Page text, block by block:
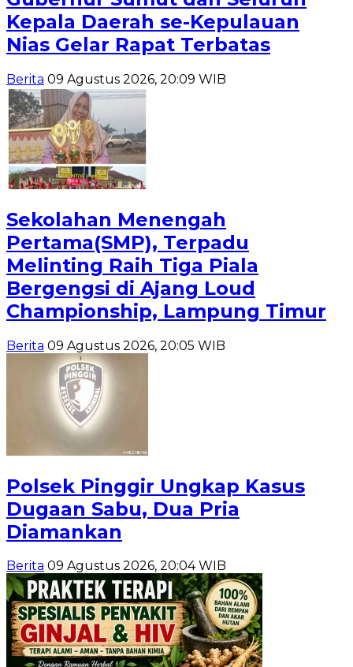
Kepala Daerah se-Kepulauan
Nias Gelar Rapat Terbatas
Berita 09 Agustus 2026, 20:09 WIB
Sekolahan Menengah
Pertama(SMP), Terpadu
Melinting Raih Tiga Piala
Bergengsi di Ajang Loud
Championship, Lampung Timur
Berita 09 Agustus 2026, 20:05 WIB
Polsek Pinggir Ungkap Kasus
Dugaan Sabu, Dua Pria
Diamankan
Berita 09 Agustus 2026, 20:04 WIB